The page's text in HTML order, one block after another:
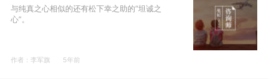
与纯真之心相似的还有松下幸之助的“坦诚之
心”。
作者：李军旗 5年前